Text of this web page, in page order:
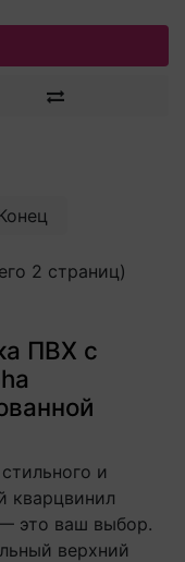
2 страниц)
ПВХ с
и
кварцвинил
— это ваш выбор.
верхний